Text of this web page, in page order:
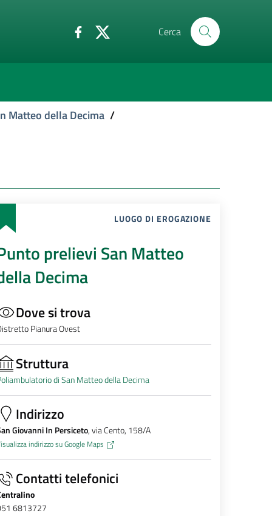
Cerca
Matteo della Decima /
LUOGO DI EROGAZIONE
prelievi San Matteo
Decima
Dove si trova
Pianura Ovest
Struttura
di San Matteo della Decima
Indirizzo
Giovanni In Persiceto, via Cento, 158/A
indirizzo su Google Maps
Contatti telefonici
6813727